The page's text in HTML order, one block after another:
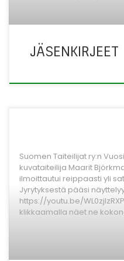
JÄSENKIRJEET
Suomen Taiteilijat ry:n
kuvataiteilija Maarit
ilmoittautui reippaasti yli
Jyrytyksestä pääsi
https://youtu.be/
klikkaamalla näet ne